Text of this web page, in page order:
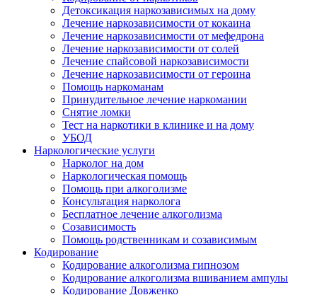
Детоксикация наркозависимых на дому
Лечение наркозависимости от кокаина
Лечение наркозависимости от мефедрона
Лечение наркозависимости от солей
Лечение спайсовой наркозависимости
Лечение наркозависимости от героина
Помощь наркоманам
Принудительное лечение наркомании
Снятие ломки
Тест на наркотики в клинике и на дому
УБОД
Наркологические услуги
Нарколог на дом
Наркологическая помощь
Помощь при алкоголизме
Консультация нарколога
Бесплатное лечение алкоголизма
Созависимость
Помощь родственникам и созависимым
Кодирование
Кодирование алкоголизма гипнозом
Кодирование алкоголизма вшиванием ампулы
Кодирование Довженко